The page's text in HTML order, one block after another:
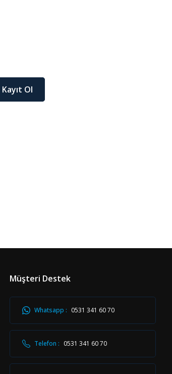
Kayıt Ol
Müşteri Destek
Whatsapp : 0531 341 60 70
Telefon : 0531 341 60 70